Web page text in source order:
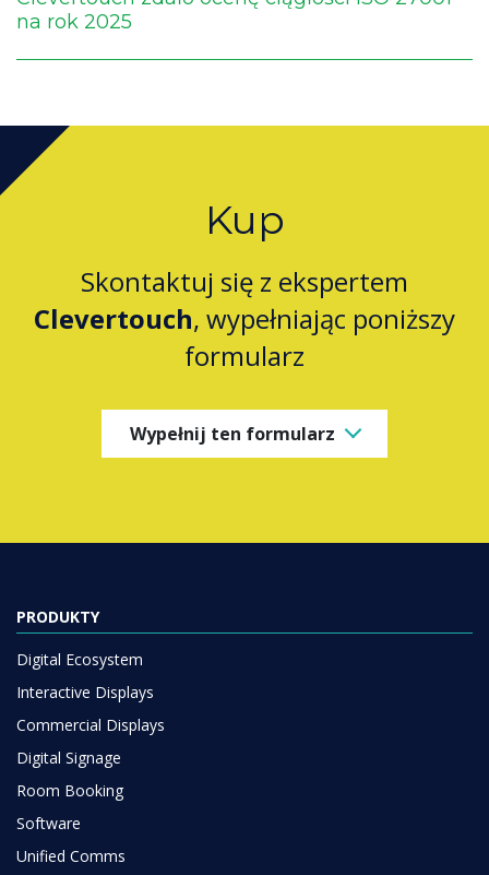
na rok 2025
Kup
Skontaktuj się z ekspertem
Clevertouch, wypełniając poniższy
formularz
Wypełnij ten formularz
PRODUKTY
Digital Ecosystem
Interactive Displays
Commercial Displays
Digital Signage
Room Booking
Software
Unified Comms